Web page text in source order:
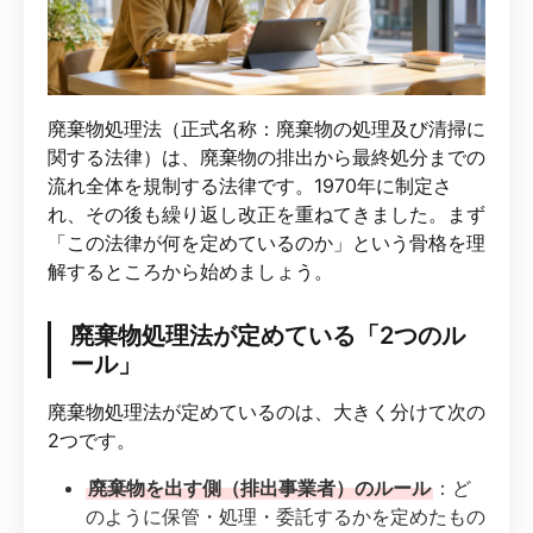
廃棄物処理法（正式名称：廃棄物の処理及び清掃に
関する法律）は、廃棄物の排出から最終処分までの
流れ全体を規制する法律です。1970年に制定さ
れ、その後も繰り返し改正を重ねてきました。まず
「この法律が何を定めているのか」という骨格を理
解するところから始めましょう。
廃棄物処理法が定めている「2つのル
ール」
廃棄物処理法が定めているのは、大きく分けて次の
2つです。
廃棄物を出す側（排出事業者）のルール ：ど
のように保管・処理・委託するかを定めたもの